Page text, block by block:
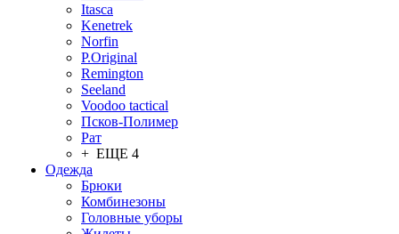
Itasca
Kenetrek
Norfin
P.Original
Remington
Seeland
Voodoo tactical
Псков-Полимер
Рат
+ ЕЩЕ 4
Одежда
Брюки
Комбинезоны
Головные уборы